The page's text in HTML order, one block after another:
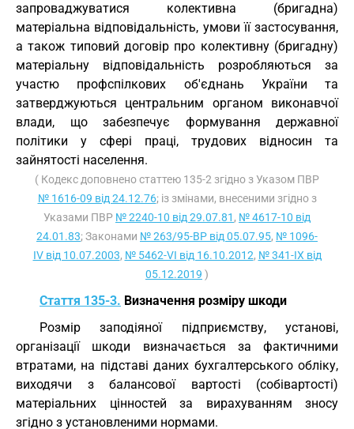
запроваджуватися колективна (бригадна)
матеріальна відповідальність, умови її застосування,
а також типовий договір про колективну (бригадну)
матеріальну відповідальність розробляються за
участю профспілкових об'єднань України та
затверджуються центральним органом виконавчої
влади, що забезпечує формування державної
політики у сфері праці, трудових відносин та
зайнятості населення.
( Кодекс доповнено статтею 135-2 згідно з Указом ПВР
№ 1616-09 від 24.12.76; із змінами, внесеними згідно з
Указами ПВР № 2240-10 від 29.07.81 , № 4617-10 від
24.01.83; Законами № 263/95-ВР від 05.07.95, № 1096-
IV від 10.07.2003, № 5462-VI від 16.10.2012, № 341-IX від
05.12.2019 )
Стаття 135-3. Визначення розміру шкоди
Розмір заподіяної підприємству, установі,
організації шкоди визначається за фактичними
втратами, на підставі даних бухгалтерського обліку,
виходячи з балансової вартості (собівартості)
матеріальних цінностей за вирахуванням зносу
згідно з установленими нормами.